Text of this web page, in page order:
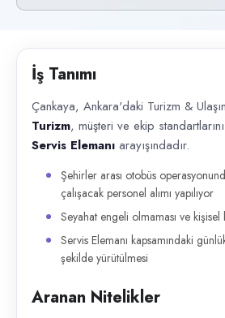
İlan açıklaması
İş Tanımı
Çankaya, Ankara'daki Turizm &
Turizm, müşteri ve ekip
Servis Elemanı arayışındadır.
Şehirler arası otobüs
çalışacak personel alımı yapılıyor
Seyahat engeli olmaması ve
Servis Elemanı kapsamındaki
şekilde yürütülmesi
Aranan Nitelikler